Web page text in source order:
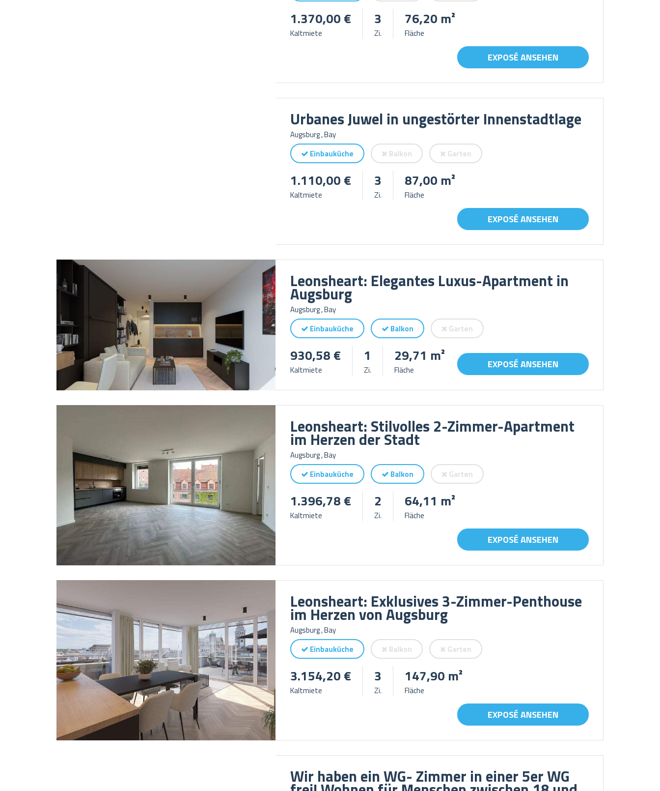
1.370,00 €
Kaltmiete
3
Zi.
76,20 m²
Fläche
EXPOSÉ ANSEHEN
Urbanes Juwel in ungestörter Innenstadtlage
Augsburg , Bay
Einbauküche
Balkon Garten
1.110,00 €
Kaltmiete
3
Zi.
87,00 m²
Fläche
EXPOSÉ ANSEHEN
Leonsheart: Elegantes Luxus-Apartment in
Augsburg
Augsburg , Bay
Einbauküche
Balkon Garten
930,58 €
Kaltmiete
1
Zi.
29,71 m²
Fläche EXPOSÉ ANSEHEN
Leonsheart: Stilvolles 2-Zimmer-Apartment
im Herzen der Stadt
Augsburg , Bay
Einbauküche
Balkon Garten
1.396,78 €
Kaltmiete
2
Zi.
64,11 m²
Fläche
EXPOSÉ ANSEHEN
Leonsheart: Exklusives 3-Zimmer-Penthouse
im Herzen von Augsburg
Augsburg , Bay
Einbauküche
Balkon Garten
3.154,20 €
Kaltmiete
3
Zi.
147,90 m²
Fläche
EXPOSÉ ANSEHEN
Wir haben ein WG- Zimmer in einer 5er WG